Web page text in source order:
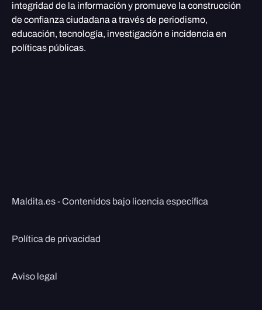
integridad de la información y promueve la construcción
de confianza ciudadana a través de periodismo,
educación, tecnología, investigación e incidencia en
políticas públicas.
Maldita.es - Contenidos bajo licencia específica
Política de privacidad
Aviso legal